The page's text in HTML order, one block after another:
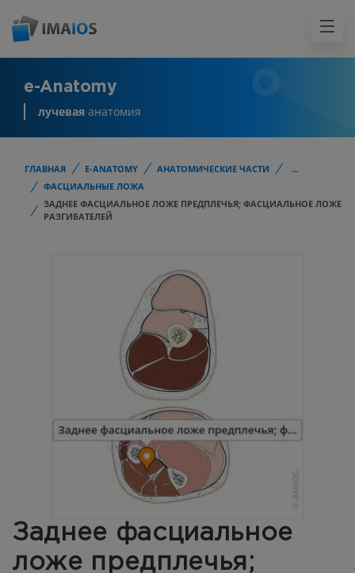
e-Anatomy
лучевая анатомия
ГЛАВНАЯ E-ANATOMY АНАТОМИЧЕСКИЕ ЧАСТИ
...
ФАСЦИАЛЬНЫЕ ЛОЖА
ЗАДНЕЕ ФАСЦИАЛЬНОЕ ЛОЖЕ ПРЕДПЛЕЧЬЯ; ФАСЦИАЛЬНОЕ ЛОЖЕ
РАЗГИБАТЕЛЕЙ
Заднее фасциальное
ложе предплечья;